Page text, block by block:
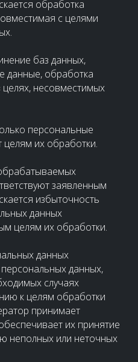
обработка
с целями
баз данных,
данные, обработка
целях, несовместимых
персональные
их обработки.
заявленным
избыточность
данных
целям их обработки.
данных
данных,
случаях
к целям обработки
принимает
их принятие
неполных или неточных